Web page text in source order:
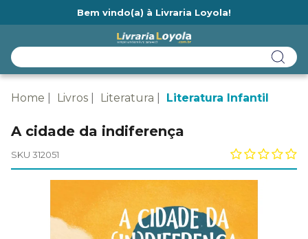
Bem vindo(a) à Livraria Loyola!
Home Livros Literatura Literatura Infantil
A cidade da indiferença
SKU 312051